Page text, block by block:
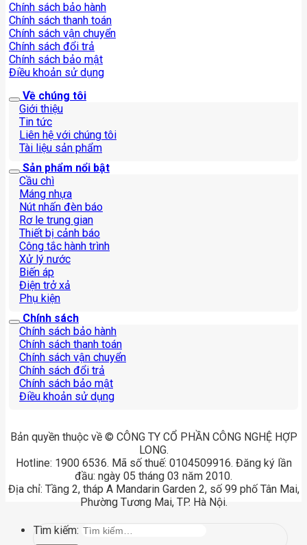
Chính sách bảo hành
Chính sách thanh toán
Chính sách vận chuyển
Chính sách đổi trả
Chính sách bảo mật
Điều khoản sử dụng
Về chúng tôi
Giới thiệu
Tin tức
Liên hệ với chúng tôi
Tài liệu sản phẩm
Sản phẩm nổi bật
Cầu chì
Máng nhựa
Nút nhấn đèn báo
Rơ le trung gian
Thiết bị cảnh báo
Công tắc hành trình
Xử lý nước
Biến áp
Điện trở xả
Phụ kiện
Chính sách
Chính sách bảo hành
Chính sách thanh toán
Chính sách vận chuyển
Chính sách đổi trả
Chính sách bảo mật
Điều khoản sử dụng
Bản quyền thuộc về © CÔNG TY CỔ PHẦN CÔNG NGHỆ HỢP
LONG.
Hotline: 1900 6536. Mã số thuế: 0104509916. Đăng ký lần
đầu: ngày 05 tháng 03 năm 2010.
Địa chỉ: Tầng 2, tháp A Mandarin Garden 2, số 99 phố Tân Mai,
Phường Tương Mai, TP. Hà Nội.
Tìm kiếm: